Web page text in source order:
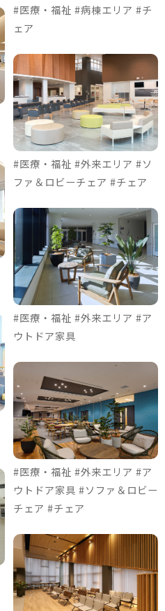
#医療・福祉 #病棟エリア #チ
ェア
#医療・福祉 #外来エリア #ソ
ファ＆ロビーチェア #チェア
#医療・福祉 #外来エリア #ア
ウトドア家具
#医療・福祉 #外来エリア #ア
ウトドア家具 #ソファ＆ロビー
チェア #チェア